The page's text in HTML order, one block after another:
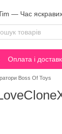
— Час
Оплата і
Boss Of Toys